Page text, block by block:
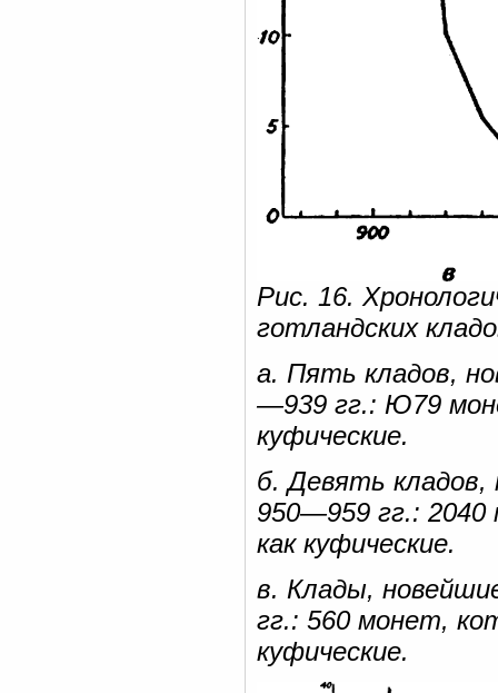
Рис. 16.
готландских
а. Пять кладов,
—939 гг.: Ю79
куфические.
б. Девять
950—959 гг.:
как куфические.
в. Клады,
гг.: 560 монет,
куфические.